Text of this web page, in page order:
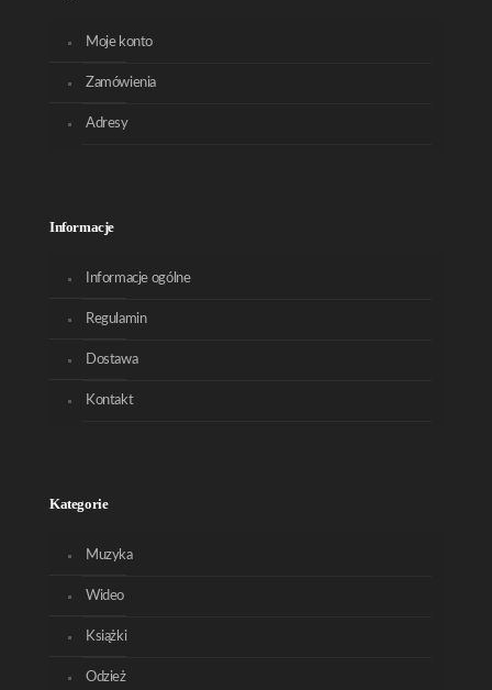
Moje konto
Zamówienia
Adresy
Informacje
Informacje ogólne
Regulamin
Dostawa
Kontakt
Kategorie
Muzyka
Wideo
Książki
Odzież